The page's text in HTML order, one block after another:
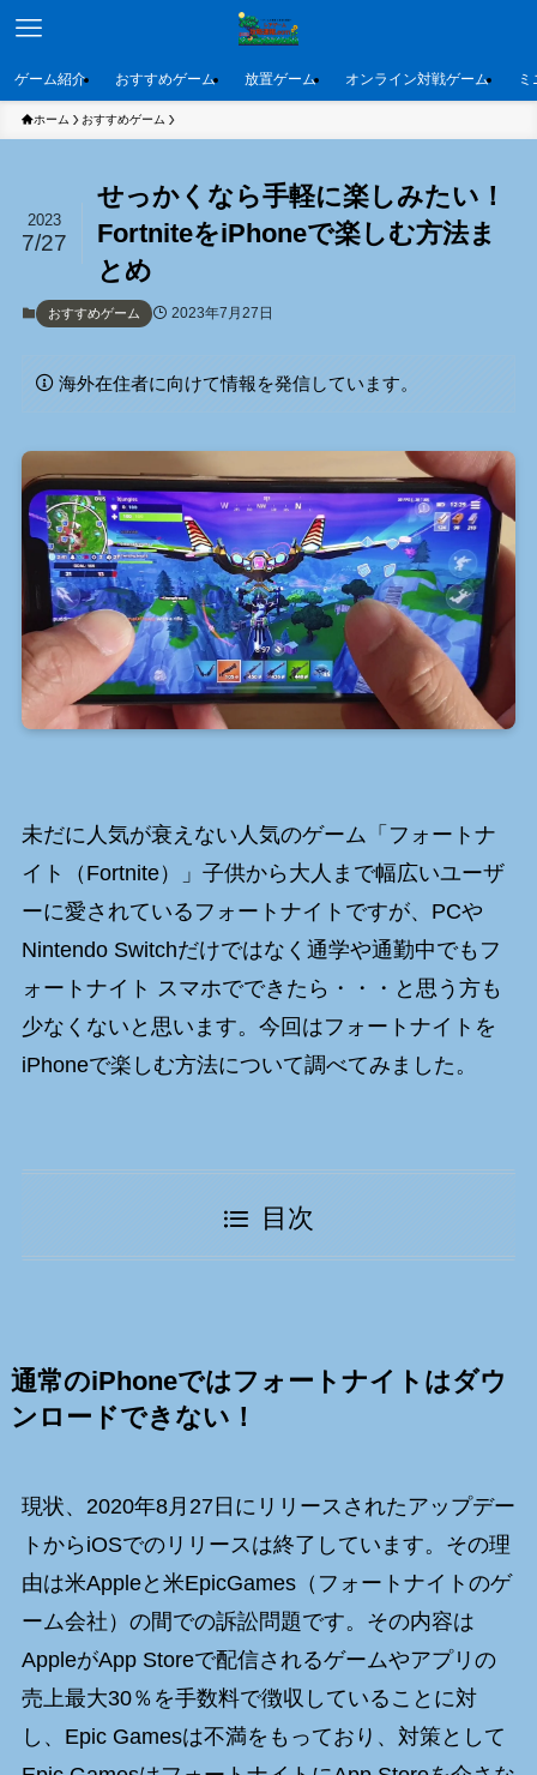
ゲーム紹介 おすすめゲーム 放置ゲーム オンライン対戦ゲーム
ホーム おすすめゲーム
せっかくなら手軽に楽しみたい！
FortniteをiPhoneで楽しむ方法ま
とめ
2023
7/27
おすすめゲーム 2023年7月27日
海外在住者に向けて情報を発信しています。
未だに人気が衰えない人気のゲーム「フォートナ
イト（Fortnite）」子供から大人まで幅広いユーザ
ーに愛されているフォートナイトですが、PCや
Nintendo Switchだけではなく通学や通勤中でもフ
ォートナイト スマホでできたら・・・と思う方も
少なくないと思います。今回はフォートナイトを
iPhoneで楽しむ方法について調べてみました。
目次
通常のiPhoneではフォートナイトはダウ
ンロードできない！
現状、2020年8月27日にリリースされたアップデー
トからiOSでのリリースは終了しています。その理
由は米Appleと米EpicGames（フォートナイトのゲ
ーム会社）の間での訴訟問題です。その内容は
AppleがApp Storeで配信されるゲームやアプリの
売上最大30％を手数料で徴収していることに対
し、Epic Gamesは不満をもっており、対策として